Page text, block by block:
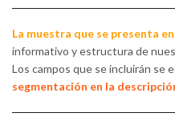
La muestra que se presenta
informativo y estructura de
Los campos que se incluirán se
segmentación en la